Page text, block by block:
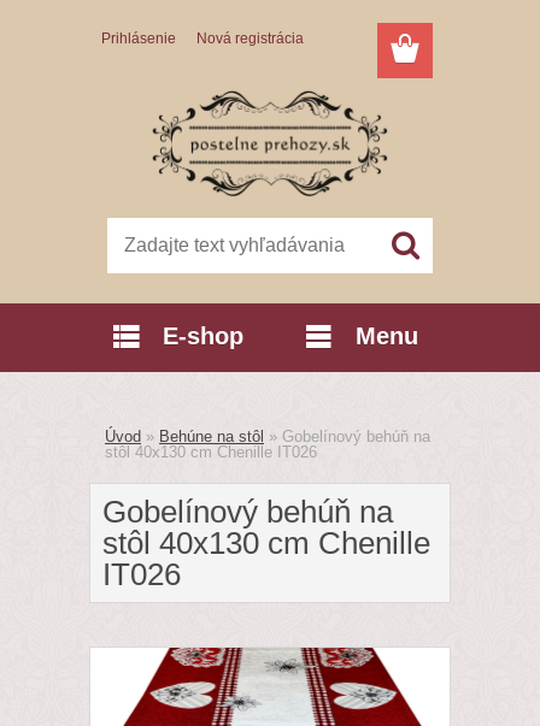
Prihlásenie Nová registrácia
E-shop Menu
Úvod » Behúne na stôl » Gobelínový behúň na
stôl 40x130 cm Chenille IT026
Gobelínový behúň na
stôl 40x130 cm Chenille
IT026